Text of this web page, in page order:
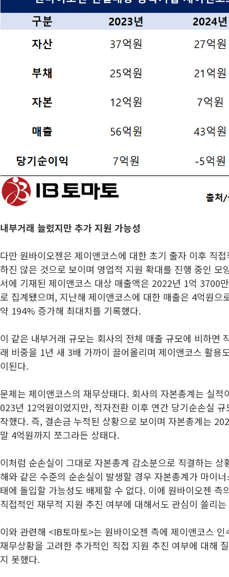
내부거래 늘렸지만 추가 지원 가능성
다만 원바이오젠은 제이앤코스에 대한 초기 출자 이후 직
하진 않은 것으로 보이며 영업적 지원 확대를 진행 중인 모
서에 기재된 제이앤코스 대상 매출액은 2022년 1억 3700
로 집계됐으며, 지난해 제이앤코스에 대한 매출은 4억원으
약 194% 증가해 최대치를 기록했다.
이 같은 내부거래 규모는 회사의 전체 매출 규모에 비하면
래 비중을 1년 새 3배 가까이 끌어올리며 제이앤코스 활용
이된다.
문제는 제이앤코스의 재무상태다. 회사의 자본총계는 실
023년 12억원이었지만, 적자전환 이후 연간 당기순손실
작했다. 즉, 결손금 누적된 상황으로 보이며 자본총계는
말 4억원까지 쪼그라든 상태다.
이처럼 순손실이 그대로 자본총계 감소분으로 직결하는
해와 같은 수준의 순손실이 발생할 경우 자본총계가 마이
태에 돌입할 가능성도 배제할 수 없다. 이에 원바이오젠 측
직접적인 재무적 지원 추진 여부에 대해서도 관심이 쏠리
이와 관련해 <IB토마토>는 원바이오젠 측에 제이앤코스
재무상황을 고려한 추가적인 직접 지원 추진 여부에 대해
지 못했다.